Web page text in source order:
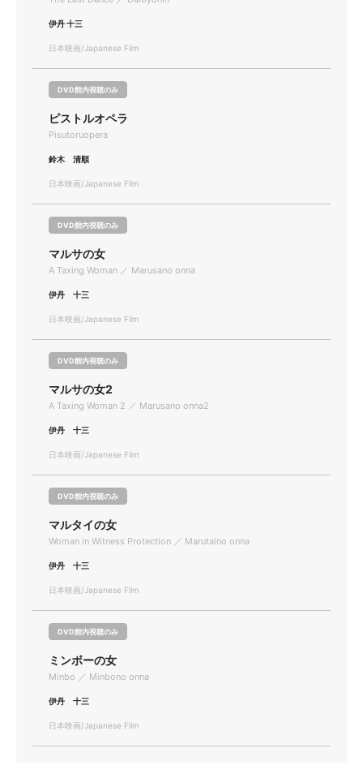
伊丹 十三
日本映画/Japanese Film
DVD館内視聴のみ
ピストルオペラ
Pisutoruopera
鈴木 清順
日本映画/Japanese Film
DVD館内視聴のみ
マルサの女
A Taxing Woman ／ Marusano onna
伊丹 十三
日本映画/Japanese Film
DVD館内視聴のみ
マルサの女2
A Taxing Woman 2 ／ Marusano onna2
伊丹 十三
日本映画/Japanese Film
DVD館内視聴のみ
マルタイの女
Woman in Witness Protection ／ Marutaino onna
伊丹 十三
日本映画/Japanese Film
DVD館内視聴のみ
ミンボーの女
Minbo ／ Minbono onna
伊丹 十三
日本映画/Japanese Film